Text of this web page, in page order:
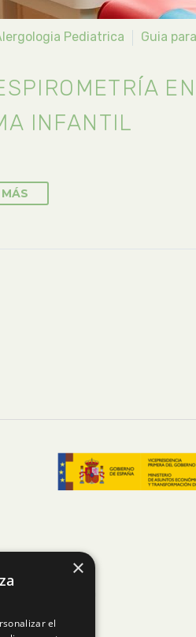
Pediatrica Guia
INFANTIL
MÁS
×
el